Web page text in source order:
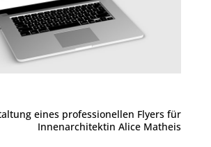
eines professionellen Flyers für
Innenarchitektin Alice Matheis